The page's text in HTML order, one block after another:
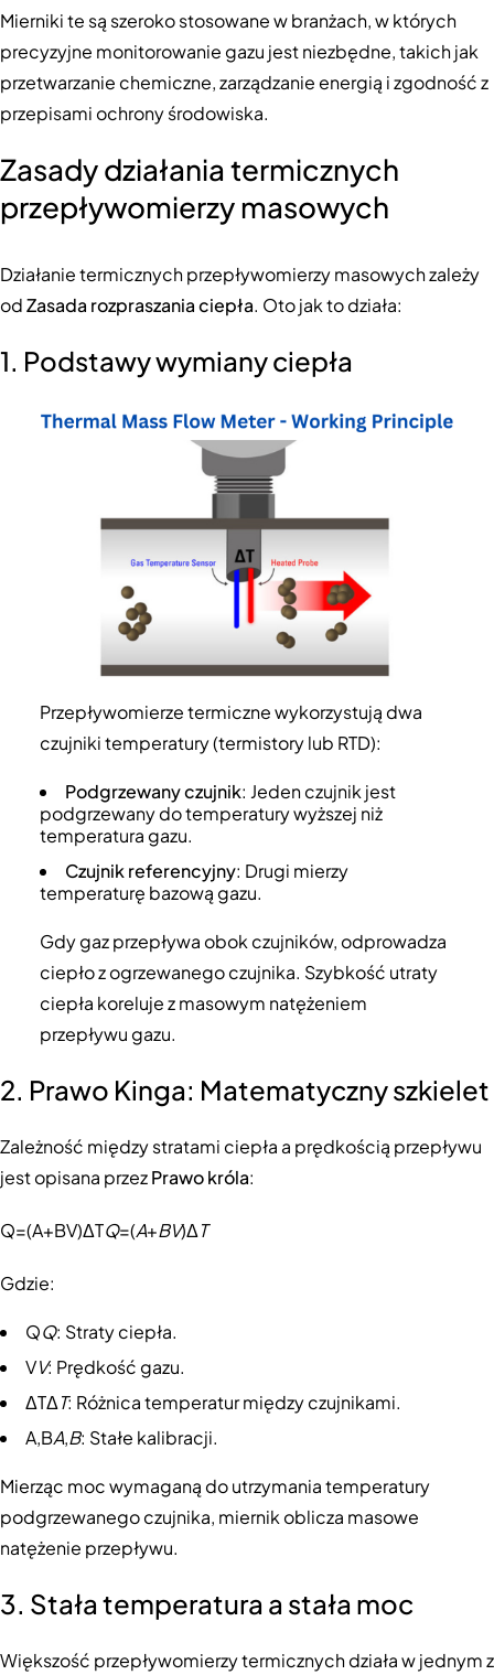
Mierniki te są szeroko stosowane w branżach, w których
precyzyjne monitorowanie gazu jest niezbędne, takich jak
przetwarzanie chemiczne, zarządzanie energią i zgodność z
przepisami ochrony środowiska.
Zasady działania termicznych
przepływomierzy masowych
Działanie termicznych przepływomierzy masowych zależy
odZasada rozpraszania ciepła. Oto jak to działa:
1. Podstawy wymiany ciepła
Przepływomierze termiczne wykorzystują dwa
czujniki temperatury (termistory lub RTD):
Podgrzewany czujnik: Jeden czujnik jest
podgrzewany do temperatury wyższej niż
temperatura gazu.
Czujnik referencyjny: Drugi mierzy
temperaturę bazową gazu.
Gdy gaz przepływa obok czujników, odprowadza
ciepło z ogrzewanego czujnika. Szybkość utraty
ciepła koreluje z masowym natężeniem
przepływu gazu.
2. Prawo Kinga: Matematyczny szkielet
Zależność między stratami ciepła a prędkością przepływu
jest opisana przezPrawo króla:
Q=(A+BV)ΔTQ=(A+BV)ΔT
Gdzie:
QQ: Straty ciepła.
VV: Prędkość gazu.
ΔTΔT: Różnica temperatur między czujnikami.
A,BA,B: Stałe kalibracji.
Mierząc moc wymaganą do utrzymania temperatury
podgrzewanego czujnika, miernik oblicza masowe
natężenie przepływu.
3. Stała temperatura a stała moc
Większość przepływomierzy termicznych działa w jednym z